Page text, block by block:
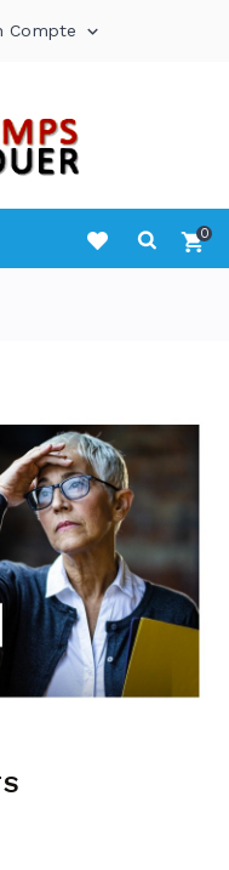
Compte 
0